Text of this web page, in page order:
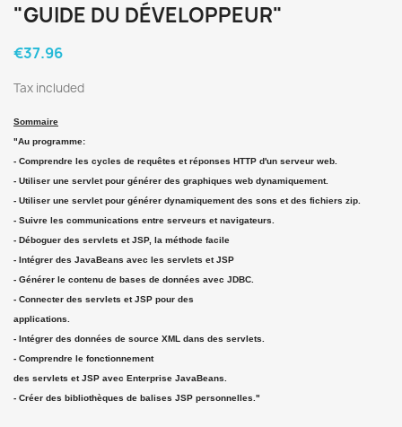
"GUIDE DU DÉVELOPPEUR"
€37.96
Tax included
Sommaire
"Au programme:
- Comprendre les cycles de requêtes et réponses HTTP d'un serveur web.
- Utiliser une servlet pour générer des graphiques web dynamiquement.
- Utiliser une servlet pour générer dynamiquement des sons et des fichiers zip.
- Suivre les communications entre serveurs et navigateurs.
- Déboguer des servlets et JSP, la méthode facile
- Intégrer des JavaBeans avec les servlets et JSP
- Générer le contenu de bases de données avec JDBC.
- Connecter des servlets et JSP pour des
applications.
- Intégrer des données de source XML dans des servlets.
- Comprendre le fonctionnement
des servlets et JSP avec Enterprise JavaBeans.
- Créer des bibliothèques de balises JSP personnelles."